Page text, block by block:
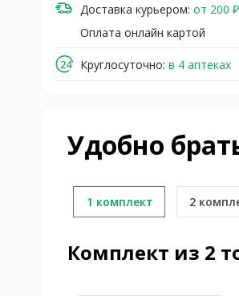
Доставка курьером: от 200 ₽
Оплата онлайн картой
Круглосуточно: в 4 аптеках
Удобно
1 комплект 2
Комплект из 2